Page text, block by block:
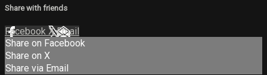
Share with friends
Facebook XEmail
Share on Facebook
Share on X
Share via Email